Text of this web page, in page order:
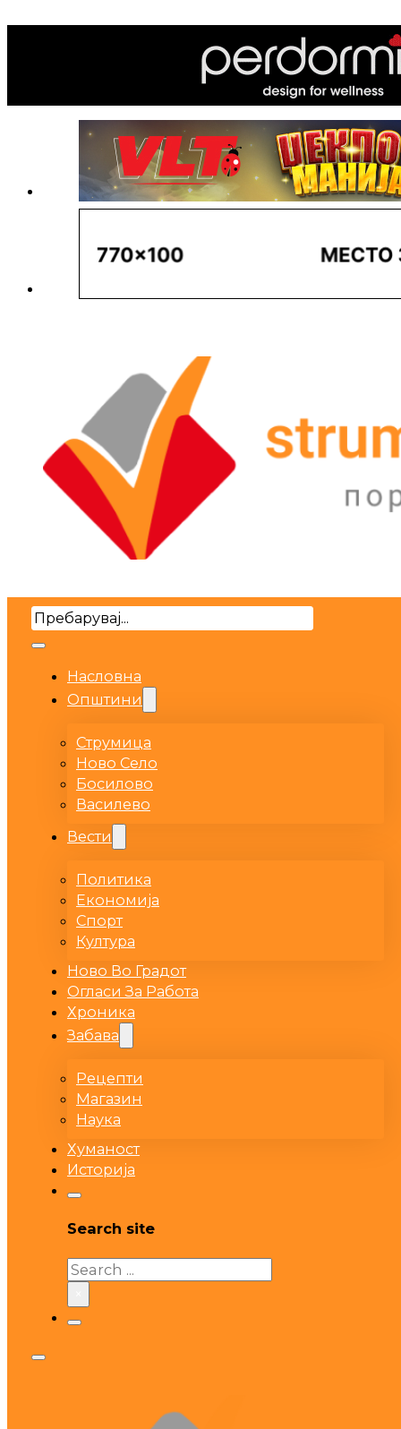
Search
Насловна
Општини
Струмица
Ново Село
Босилово
Василево
Вести
Политика
Економија
Спорт
Култура
Ново Во Градот
Огласи За Работа
Хроника
Забава
Рецепти
Магазин
Наука
Хуманост
Историја
Search site
Search